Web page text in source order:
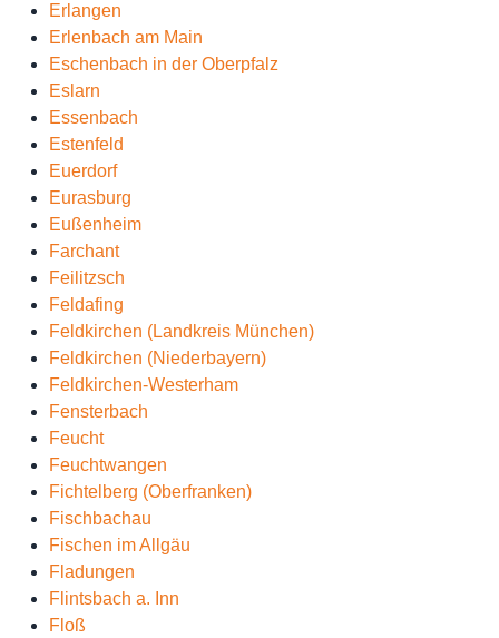
Erlangen
Erlenbach am Main
Eschenbach in der Oberpfalz
Eslarn
Essenbach
Estenfeld
Euerdorf
Eurasburg
Eußenheim
Farchant
Feilitzsch
Feldafing
Feldkirchen (Landkreis München)
Feldkirchen (Niederbayern)
Feldkirchen-Westerham
Fensterbach
Feucht
Feuchtwangen
Fichtelberg (Oberfranken)
Fischbachau
Fischen im Allgäu
Fladungen
Flintsbach a. Inn
Floß